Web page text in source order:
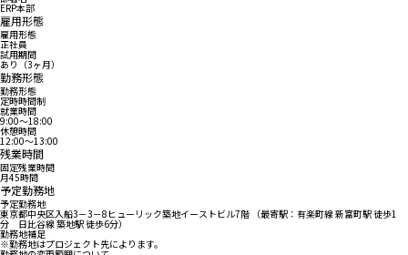
ERP本部
雇用形態
雇用形態
正社員
試用期間
あり（3ヶ月）
勤務形態
勤務形態
定時時間制
就業時間
9:00〜18:00
休憩時間
12:00〜13:00
残業時間
固定残業時間
月45時間
予定勤務地
予定勤務地
東京都中央区入船3－3－8ヒューリック築地イーストビル7階 （最寄駅：有楽町線 新富町駅 徒歩1
分 日比谷線 築地駅 徒歩6分）
勤務地補足
※勤務地はプロジェクト先によります。